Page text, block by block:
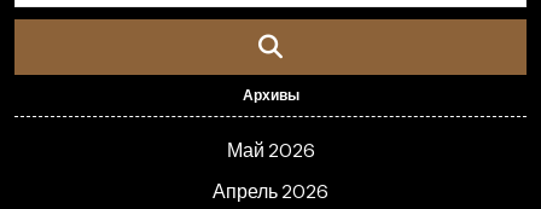
Архивы
Май 2026
Апрель 2026